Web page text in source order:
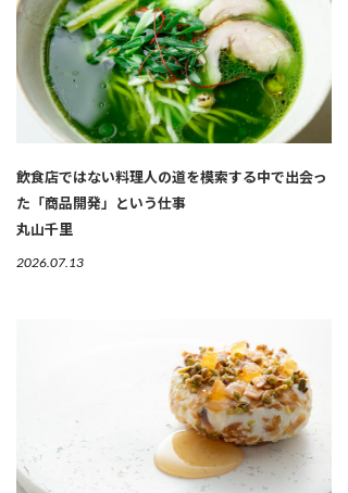
飲食店ではない料理人の道を模索する中で出会っ
た「商品開発」という仕事
丸山千里
2026.07.13